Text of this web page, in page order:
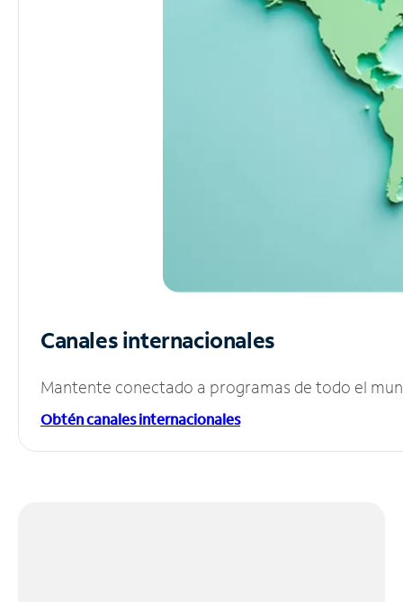
Canales internacionales
Mantente conectado a programas de todo el
Obtén canales internacionales